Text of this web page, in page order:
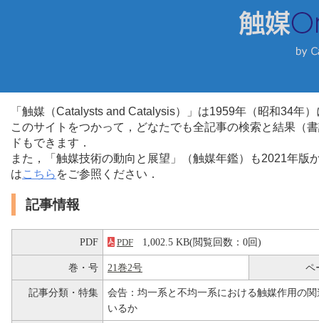
「触媒（Catalysts and Catalysis）」は1959年（昭和34年
このサイトをつかって，どなたでも全記事の検索と結果（
ドもできます．
また，「触媒技術の動向と展望」（触媒年鑑）も2021年
はこちら をご参照ください．
記事情報
PDF PDF 1,002.5 KB(閲覧回数：0回)
巻・号 21巻2号 ペ
記事分類・特集
会告：均一系と不均一系における触媒作用の
いるか